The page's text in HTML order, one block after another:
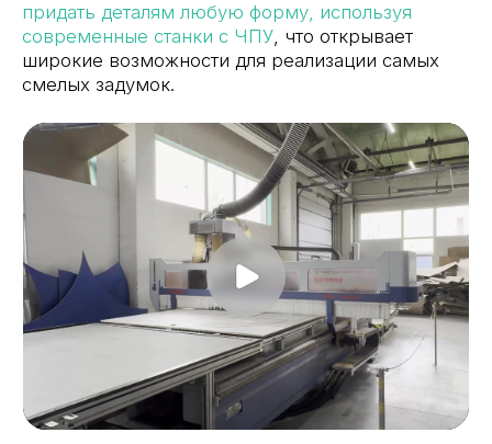
Завершающий этап — профессиональный
монтаж. Наши специалисты приедут к вам,
быстро и аккуратно установят изделия, проверят
качество креплений и проведут финальный тест.
В результате вы получаете полностью готовое
решение, соответствующее всем вашим